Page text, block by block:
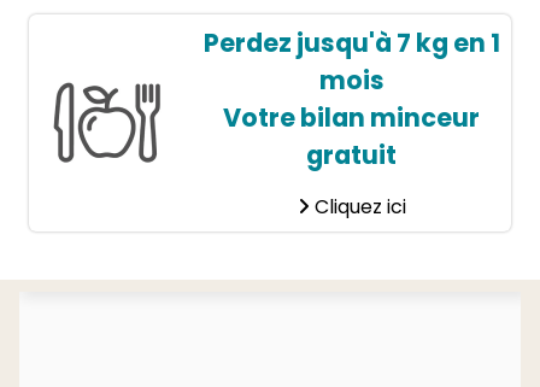
Perdez jusqu'à 7 kg en 1
mois
Votre bilan minceur
gratuit
Cliquez ici